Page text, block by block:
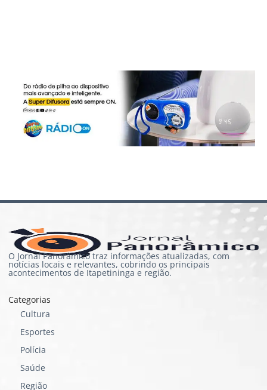
O Jornal Panorâmico traz informações atualizadas, com
notícias locais e relevantes, cobrindo os principais
acontecimentos de Itapetininga e região.
Categorias
Cultura
Esportes
Polícia
Saúde
Região